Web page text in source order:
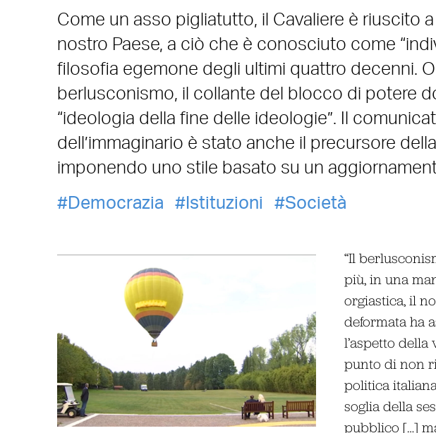
Come un asso pigliatutto, il Cavaliere è riuscito
nostro Paese, a ciò che è conosciuto come
filosofia egemone degli ultimi quattro decenni.
berlusconismo, il collante del blocco di potere
“ideologia della fine delle ideologie”. Il
dell’immaginario è stato anche il precursore
imponendo uno stile basato su un
Democrazia
Istituzioni Società
“Il
più, in una
orgiastica, il
deformata ha
l’aspetto
punto di non
politica
soglia della
pubblico […]